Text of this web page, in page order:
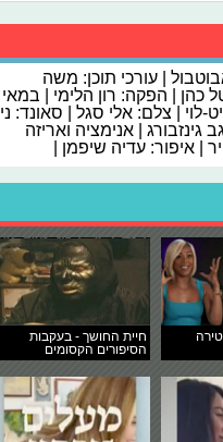
| עורכי תוכן: משה
כהן | הפקה: רון הלימי | במאי
לוי | צלם: אלי סגל | סאונד:
גינזבורג | אנימציה ואריזה
| איפור: עדיה שיפמן |
חיית החושך - בעקבות
הסיפורים הקסומים